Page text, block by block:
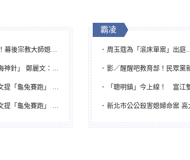
100萬交保...快步奔離不發一語
文：傾全黨之力讓彰化贏
綠營、無黨籍忙否認是烏龜
綠營、無黨籍忙否認是烏龜
霸凌
周玉蔻為「滾床單案」出庭...遭罵妖孽下地獄 張淑
影／醒醒吧教育部！民眾黨新北市議員參選人提出校園
「聰明鎮」今上線！ 富江雙頭、雙一、人
新北市公公殺害媳婦命案 高大成：要害殺